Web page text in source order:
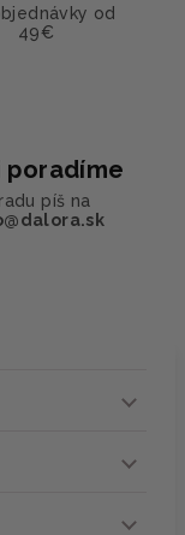
od
49€
poradíme
píš na